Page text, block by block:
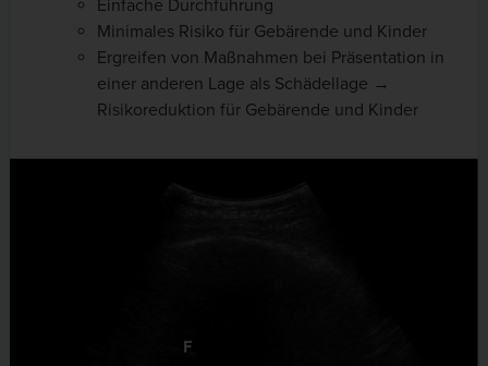
Einfache Durchführung
Minimales Risiko für Gebärende und Kinder
Ergreifen von Maßnahmen bei Präsentation in
einer anderen Lage als Schädellage →
Risikoreduktion für Gebärende und Kinder